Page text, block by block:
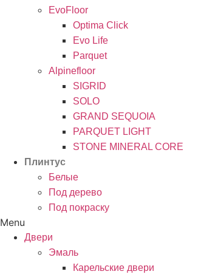
EvoFloor
Optima Click
Evo Life
Parquet
Alpinefloor
SIGRID
SOLO
GRAND SEQUOIA
PARQUET LIGHT
STONE MINERAL CORE
Плинтус
Белые
Под дерево
Под покраску
Menu
Двери
Эмаль
Карельские двери